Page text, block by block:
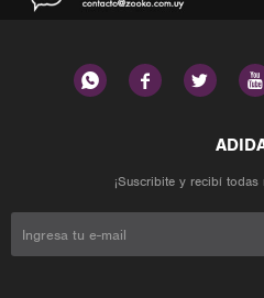
   
¡Suscribite y recibí todas